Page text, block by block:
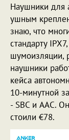
Наушники для
ушным
знаю, что
стандарту
шумоизляции,
наушники
кейса
10-минутной
- SBC и AAC.
стоили €78.